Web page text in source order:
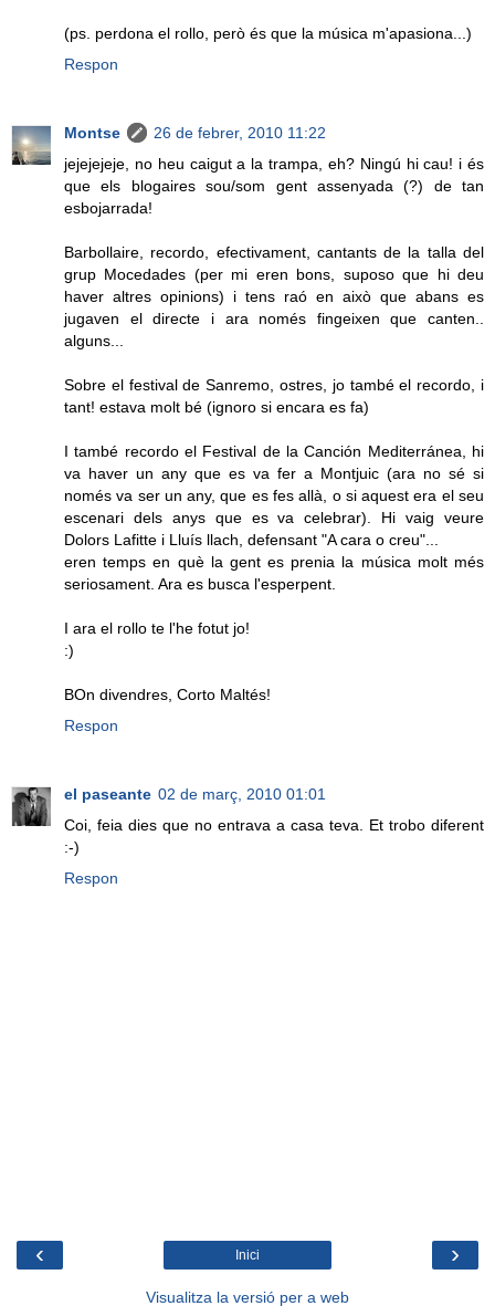
(ps. perdona el rollo, però és que la música m'apasiona...)
Respon
Montse
26 de febrer, 2010 11:22
jejejejeje, no heu caigut a la trampa, eh? Ningú hi cau! i és
que els blogaires sou/som gent assenyada (?) de tan
esbojarrada!
Barbollaire, recordo, efectivament, cantants de la talla del
grup Mocedades (per mi eren bons, suposo que hi deu
haver altres opinions) i tens raó en això que abans es
jugaven el directe i ara només fingeixen que canten..
alguns...
Sobre el festival de Sanremo, ostres, jo també el recordo, i
tant! estava molt bé (ignoro si encara es fa)
I també recordo el Festival de la Canción Mediterránea, hi
va haver un any que es va fer a Montjuic (ara no sé si
només va ser un any, que es fes allà, o si aquest era el seu
escenari dels anys que es va celebrar). Hi vaig veure
Dolors Lafitte i Lluís llach, defensant "A cara o creu"...
eren temps en què la gent es prenia la música molt més
seriosament. Ara es busca l'esperpent.
I ara el rollo te l'he fotut jo!
:)
BOn divendres, Corto Maltés!
Respon
el paseante 02 de març, 2010 01:01
Coi, feia dies que no entrava a casa teva. Et trobo diferent
:-)
Respon
‹ ›
Inici
Visualitza la versió per a web